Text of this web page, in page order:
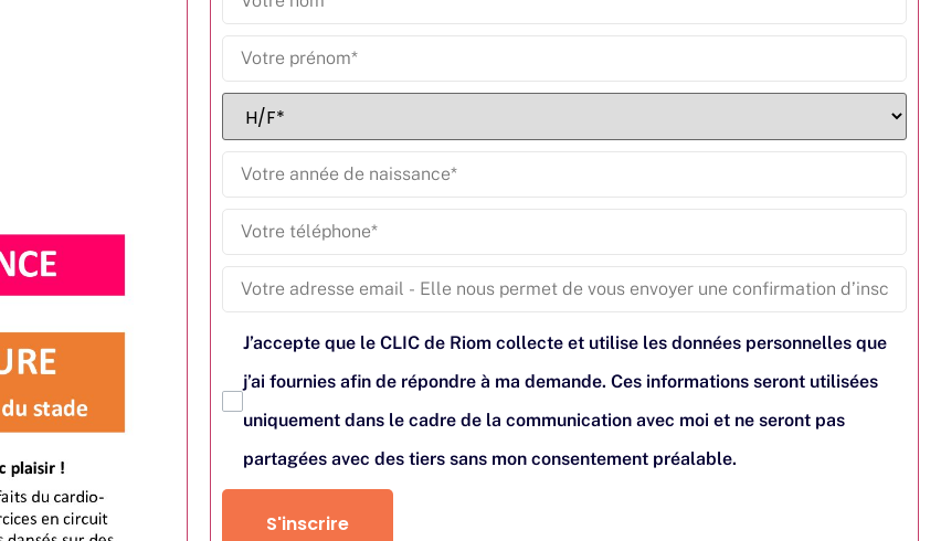
J’accepte que le CLIC de Riom collecte et utilise les données personnelles que
j’ai fournies afin de répondre à ma demande. Ces informations seront utilisées
uniquement dans le cadre de la communication avec moi et ne seront pas
partagées avec des tiers sans mon consentement préalable.
S'inscrire